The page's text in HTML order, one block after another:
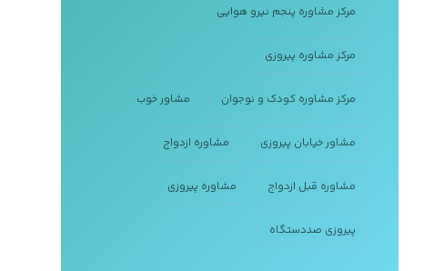
مرکز مشاوره پنجم نیرو هوایی
مرکز مشاوره پیروزی
مرکز مشاوره کودک و نوجوان مشاور خوب
مشاور خیابان پیروزی مشاوره ازدواج
مشاوره قبل ازدواج مشاوره پیروزی
پیروزی صددستگاه